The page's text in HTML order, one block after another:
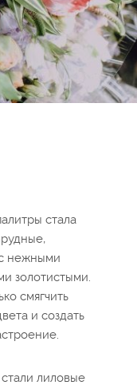
стала
нежными
золотистыми.
смягчить
и создать
лиловые